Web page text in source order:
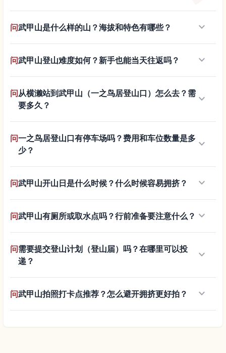
问武甲山是什么样的山？海拔和特色有哪些？ keyboard_arrow_down
问武甲山登山难度如何？新手也能当天往返吗？ keyboard_arrow_down
问从横濑站到武甲山（一之鸟居登山口）怎么去？需
要多久？
keyboard_arrow_down
问一之鸟居登山口有停车场吗？费用和车位数量是多
少？
keyboard_arrow_down
问武甲山开山日是什么时候？什么时候容易拥挤？ keyboard_arrow_down
问武甲山有厕所或取水点吗？行前准备要注意什么？ keyboard_arrow_down
问需要提交登山计划（登山届）吗？在哪里可以投
递？
keyboard_arrow_down
问武甲山拍照打卡点推荐？怎么避开拥挤更好拍？ keyboard_arrow_down